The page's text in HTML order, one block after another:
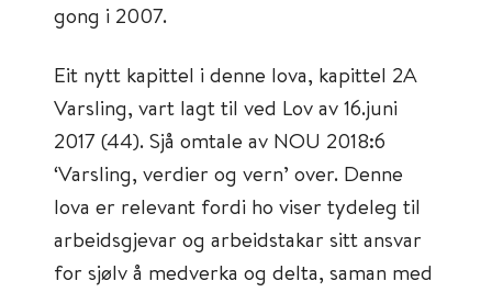
gong i 2007.
Eit nytt kapittel i denne lova, kapittel 2A
Varsling, vart lagt til ved Lov av 16.juni
2017 (44). Sjå omtale av NOU 2018:6
‘Varsling, verdier og vern’ over. Denne
lova er relevant fordi ho viser tydeleg til
arbeidsgjevar og arbeidstakar sitt ansvar
for sjølv å medverka og delta, saman med